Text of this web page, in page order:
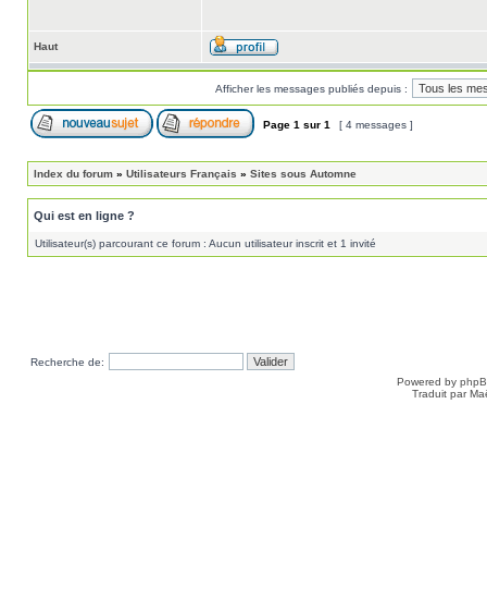
Haut
Afficher les messages publiés depuis :
Page 1 sur 1 [ 4 messages ]
Index du forum » Utilisateurs Français » Sites sous Automne
Qui est en ligne ?
Utilisateur(s) parcourant ce forum : Aucun utilisateur inscrit et 1 invité
Recherche de:
Powered by
Traduit par